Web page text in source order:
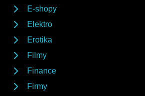
E-shopy
Elektro
Erotika
Filmy
Finance
Firmy